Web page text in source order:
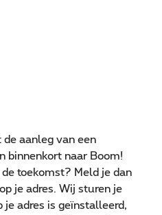
aanleg van een
binnenkort naar Boom!
toekomst? Meld je dan
je adres. Wij sturen je
je adres is geïnstalleerd,